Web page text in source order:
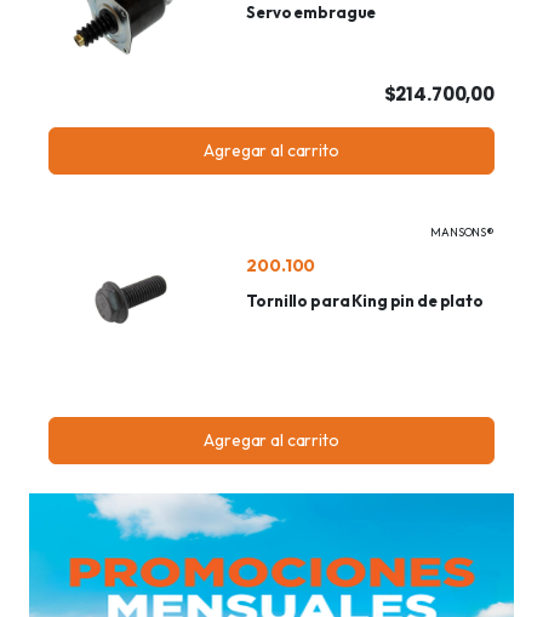
Servo embrague
$214.700,00
Agregar al carrito
MANSONS®
200.100
Tornillo para King pin de plato
Agregar al carrito